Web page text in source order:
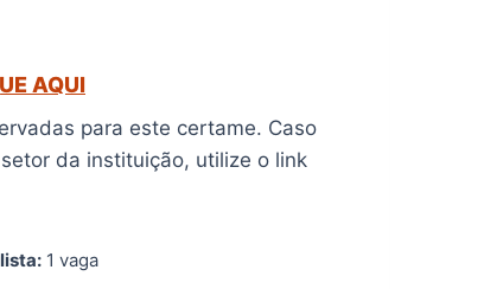
AQUI
para este certame. Caso
da instituição, utilize o link
1 vaga